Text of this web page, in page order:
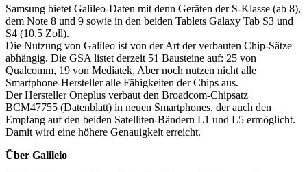
Samsung bietet Galileo-Daten mit denn Geräten der S-Klasse (ab 8),
dem Note 8 und 9 sowie in den beiden Tablets Galaxy Tab S3 und
S4 (10,5 Zoll).
Die Nutzung von Galileo ist von der Art der verbauten Chip-Sätze
abhängig. Die GSA listet derzeit 51 Bausteine auf: 25 von
Qualcomm, 19 von Mediatek. Aber noch nutzen nicht alle
Smartphone-Hersteller alle Fähigkeiten der Chips aus.
Der Hersteller Oneplus verbaut den Broadcom-Chipsatz
BCM47755 (Datenblatt) in neuen Smartphones, der auch den
Empfang auf den beiden Satelliten-Bändern L1 und L5 ermöglicht.
Damit wird eine höhere Genauigkeit erreicht.
Über Galileio